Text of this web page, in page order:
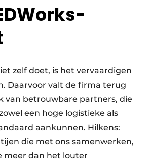
zelf doet, is het vervaardigen
Daarvoor valt de firma terug
van betrouwbare partners, die
een hoge logistieke als
aankunnen. Hilkens:
die met ons samenwerken,
meer dan het louter